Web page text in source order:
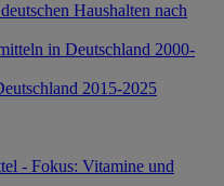
Haushalten nach
in Deutschland 2000-
2015-2025
- Fokus: Vitamine und